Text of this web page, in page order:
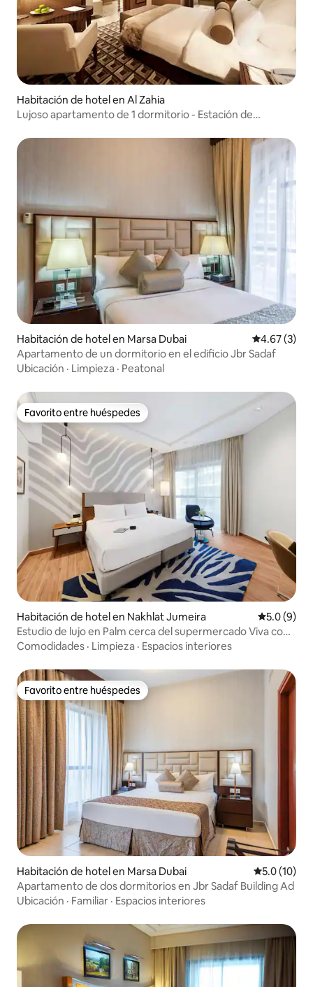
Habitación de hotel en Al Zahia
Lujoso apartamento de 1 dormitorio - Estación de
Habitación de hotel en Marsa Dubai Calificación
4.67 (3)
Apartamento de un dormitorio en el edificio Jbr Sadaf
Ubicación · Limpieza · Peatonal
Favorito entre huéspedes
Favorito entre huéspedes
Habitación de hotel en Nakhlat Jumeira
5.0 (9)
Estudio de lujo en Palm cerca del supermercado Viva con
aire acondicionado
Comodidades · Limpieza · Espacios interiores
Favorito entre huéspedes
Favorito entre huéspedes
Habitación de hotel en Marsa Dubai Calificación
5.0 (10)
Apartamento de dos dormitorios en Jbr Sadaf Building Ad
Ubicación · Familiar · Espacios interiores